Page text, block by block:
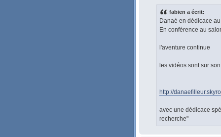
fabien a écrit:
Danaé en dédicace
En conférence au
l'aventure continue
les vidéos sont sur
http://
avec une dédicace
recherche"